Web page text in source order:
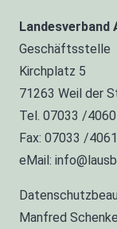
Landesverband
Geschäftsstelle
Kirchplatz 5
71263 Weil der
Tel. 07033 /
Fax: 07033 /
eMail:
Manfred Schenke